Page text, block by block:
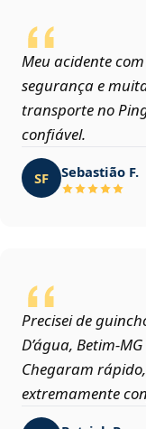
Meu acidente
segurança e
transporte no
confiável.
SF Sebastião F.
Precisei de
D’água,
Chegaram
extremamente